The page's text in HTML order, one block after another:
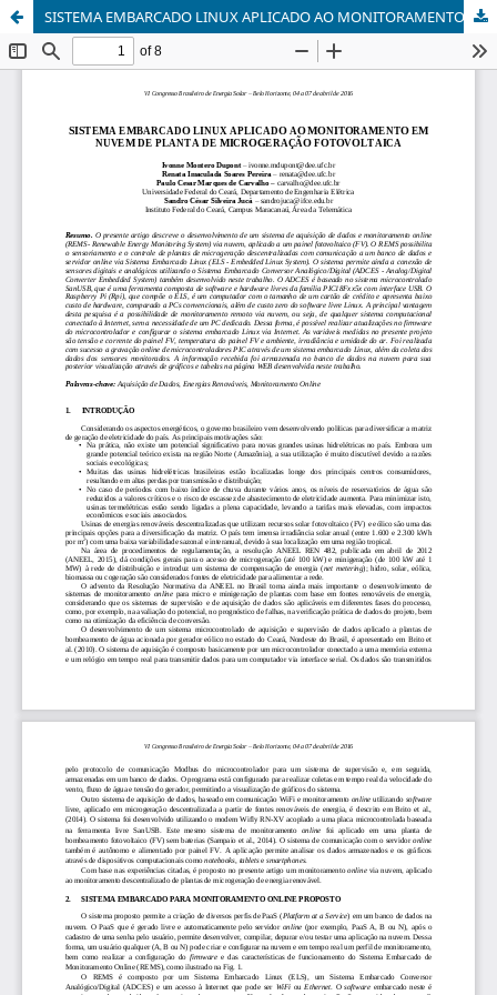
SISTEMA EMBARCADO LINUX APLICADO AO MONITORAMENTO EM NUVEM DE PLANTA DE MICROGERAÇÃO FOTOVOLTAICA